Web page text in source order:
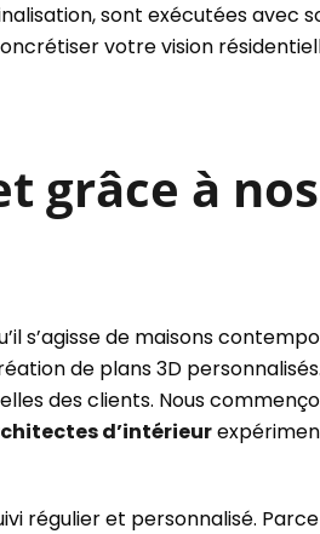
sont exécutées avec
votre vision
grâce à
s’agisse de maisons
de plans 3D
des clients. Nous
d’intérieur
régulier et personnalisé.